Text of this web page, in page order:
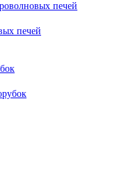
печей
печей